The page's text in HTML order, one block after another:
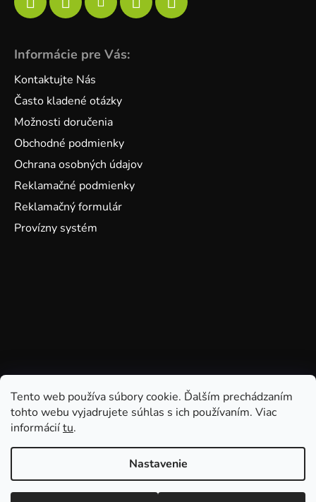
Tento web používa súbory cookie. Ďalším prechádzaním
tohto webu vyjadrujete súhlas s ich používaním. Viac
informáciítu.
Nastavenie
Informácie pre Vás:
Kontaktujte Nás
Často kladené otázky
Možnosti doručenia
Obchodné podmienky
Ochrana osobných údajov
Reklamačné podmienky
Reklamačný formulár
Provízny systém